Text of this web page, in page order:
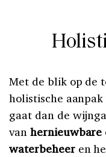
Met de blik op de
holistische
gaat dan de
van hernieuwbare
waterbeheeren